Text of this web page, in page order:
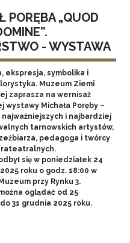
PORĘBA „QUOD
- WYSTAWA
ekspresja, symbolika i
Muzeum Ziemi
zaprasza na wernisaż
wystawy Michała Poręby –
i najbardziej
tarnowskich artystów,
pedagoga i twórcy
się w poniedziałek 24
roku o godz. 18:00 w
przy Rynku 3.
oglądać od 25
31 grudnia 2025 roku.